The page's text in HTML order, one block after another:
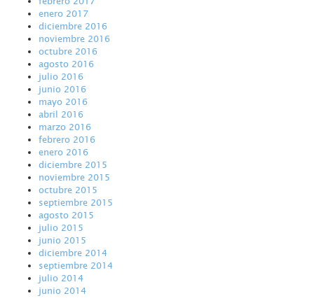
enero 2017
diciembre 2016
noviembre 2016
octubre 2016
agosto 2016
julio 2016
junio 2016
mayo 2016
abril 2016
marzo 2016
febrero 2016
enero 2016
diciembre 2015
noviembre 2015
octubre 2015
septiembre 2015
agosto 2015
julio 2015
junio 2015
diciembre 2014
septiembre 2014
julio 2014
junio 2014